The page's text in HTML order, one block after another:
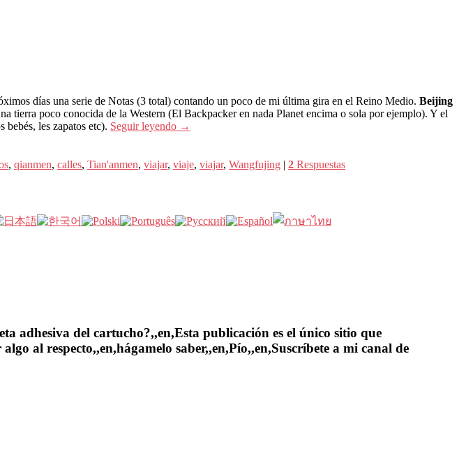
días una serie de Notas (3 total) contando un poco de mi última gira en el Reino Medio. Beijing
tierra poco conocida de la Western (El Backpacker en nada Planet encima o sola por ejemplo). Y el
bebés, les zapatos etc). Seguir leyendo →
, qianmen, calles, Tian'anmen, viajar, viaje, viajar, Wangfujing | 2 Respuestas
adhesiva del cartucho?,,en,Esta publicación es el único sitio que
al respecto,,en,hágamelo saber,,en,Pío,,en,Suscríbete a mi canal de